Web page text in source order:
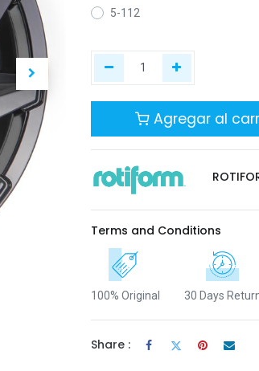
5-112
Agregar al
Terms and Conditions
100% Original 30 Days
Share :